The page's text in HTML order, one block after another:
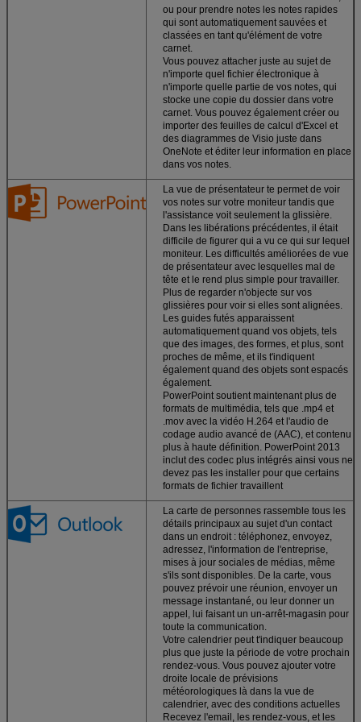
dedans à votre
compte et prenez
votre droite de
avez cessé.
Stockez les
dossiers dans le
nuage.Le bureau
sauve vos
documents à
SkyDrive ainsi vos
dossiers sont
toujours
accessibles.
ou pour prendre notes les notes rapides
qui sont automatiquement sauvées et
classées en tant qu'élément de votre
carnet.
Vous pouvez attacher juste au sujet de
n'importe quel fichier électronique à
n'importe quelle partie de vos notes, qui
stocke une copie du dossier dans votre
carnet. Vous pouvez également créer ou
importer des feuilles de calcul d'Excel et
des diagrammes de Visio juste dans
OneNote et éditer leur information en place
dans vos notes.
La vue de présentateur te permet de voir
vos notes sur votre moniteur tandis que
l'assistance voit seulement la glissière.
Dans les libérations précédentes, il était
difficile de figurer qui a vu ce qui sur lequel
moniteur. Les difficultés améliorées de vue
de présentateur avec lesquelles mal de
tête et le rend plus simple pour travailler.
Plus de regarder n'objecte sur vos
glissières pour voir si elles sont alignées.
Les guides futés apparaissent
automatiquement quand vos objets, tels
que des images, des formes, et plus, sont
proches de même, et ils t'indiquent
également quand des objets sont espacés
également.
PowerPoint soutient maintenant plus de
formats de multimédia, tels que .mp4 et
.mov avec la vidéo H.264 et l'audio de
codage audio avancé de (AAC), et contenu
plus à haute définition. PowerPoint 2013
inclut des codec plus intégrés ainsi vous ne
devez pas les installer pour que certains
formats de fichier travaillent
La carte de personnes rassemble tous les
détails principaux au sujet d'un contact
dans un endroit : téléphonez, envoyez,
adressez, l'information de l'entreprise,
mises à jour sociales de médias, même
s'ils sont disponibles. De la carte, vous
pouvez prévoir une réunion, envoyer un
message instantané, ou leur donner un
appel, lui faisant un un-arrêt-magasin pour
toute la communication.
Votre calendrier peut t'indiquer beaucoup
plus que juste la période de votre prochain
rendez-vous. Vous pouvez ajouter votre
droite locale de prévisions
météorologiques là dans la vue de
calendrier, avec des conditions actuelles
Recevez l'email, les rendez-vous, et les